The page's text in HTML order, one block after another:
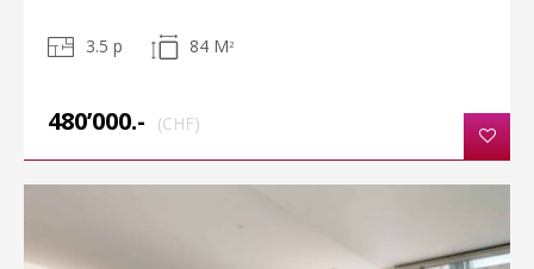
3.5 p 84 M 2
480’000.- (CHF)